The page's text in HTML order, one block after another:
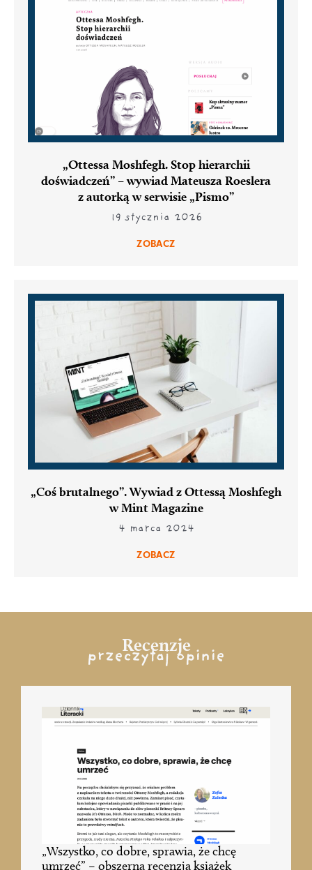
„Ottessa Moshfegh. Stop hierarchii
doświadczeń” – wywiad Mateusza Roeslera
z autorką w serwisie „Pismo”
19 stycznia 2026
ZOBACZ
„Coś brutalnego”. Wywiad z Ottessą Moshfegh
w Mint Magazine
4 marca 2024
ZOBACZ
Recenzje
przeczytaj opinie
„Wszystko, co dobre, sprawia, że chcę
umrzeć” – obszerna recenzja książek